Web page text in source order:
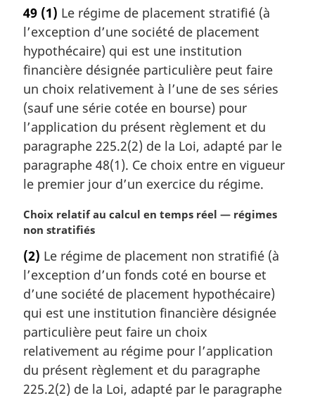
e
m
a
r
i
n
a
l
e
:
49 (1) Le régime de placement stratifié (à
l’exception d’une société de placement
hypothécaire) qui est une institution
financière désignée particulière peut faire
un choix relativement à l’une de ses séries
(sauf une série cotée en bourse) pour
l’application du présent règlement et du
paragraphe 225.2(2) de la Loi, adapté par le
paragraphe 48(1). Ce choix entre en vigueur
le premier jour d’un exercice du régime.
N
o
e
m
a
g
i
n
a
l
Choix relatif au calcul en temps réel — régimes
non stratifiés
(2) Le régime de placement non stratifié (à
l’exception d’un fonds coté en bourse et
d’une société de placement hypothécaire)
qui est une institution financière désignée
particulière peut faire un choix
relativement au régime pour l’application
du présent règlement et du paragraphe
225.2(2) de la Loi, adapté par le paragraphe